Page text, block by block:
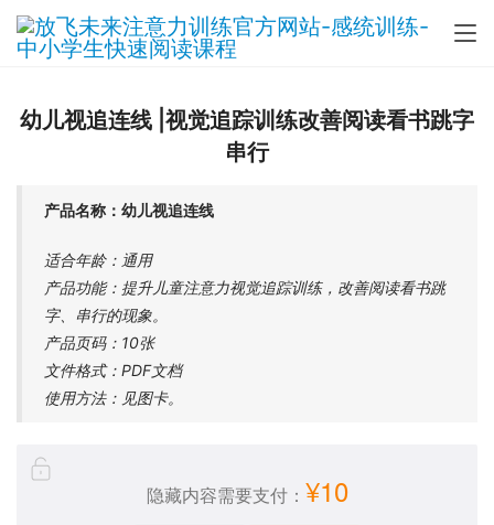
幼儿视追连线 |视觉追踪训练改善阅读看书跳字
串行
产品名称：幼儿视追连线
适合年龄：通用
产品功能：提升儿童注意力视觉追踪训练，改善阅读看书跳
字、串行的现象。
产品页码：10张
文件格式：PDF文档
使用方法：见图卡。
隐藏内容需要支付： ¥10